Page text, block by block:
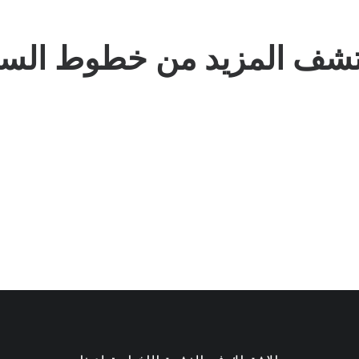
المزيد من خطوط